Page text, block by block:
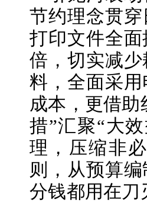
节约理念贯
打印文件全
倍，切实减
料，全面采
成本，更借助
措”汇聚“大
理，压缩非
则，从预算
分钱都用在刀